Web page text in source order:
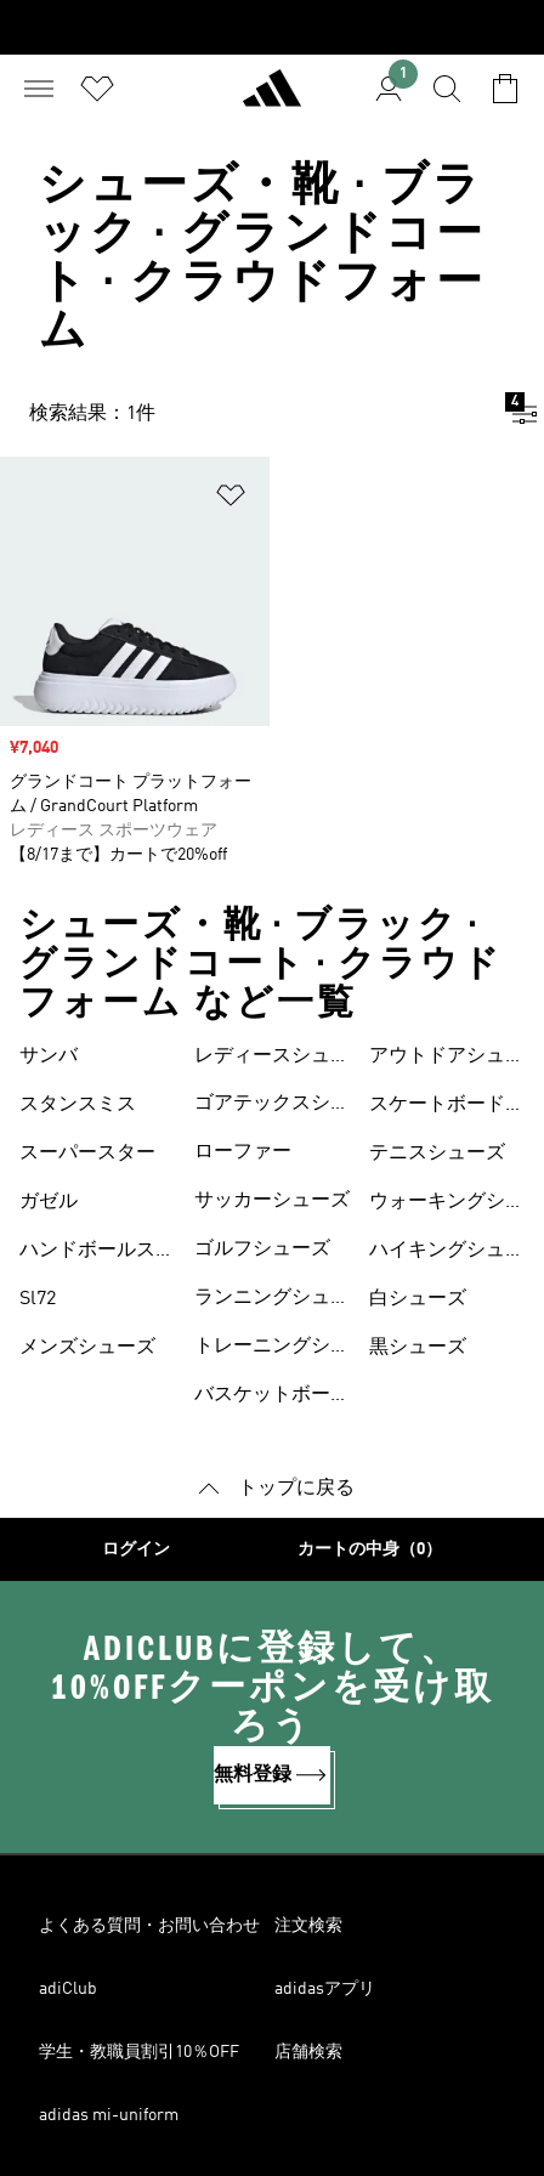
1
シューズ・靴 · ブラ
ック · グランドコー
ト · クラウドフォー
ム
検索結果：1件
4
セール価格
¥7,040
グランドコート プラットフォー
ム / GrandCourt Platform
レディース スポーツウェア
【8/17まで】カートで20%off
シューズ・靴 • ブラック •
グランドコート • クラウド
フォーム など一覧
サンバ
スタンスミス
スーパースター
ガゼル
ハンドボールスペ
Sl72
メンズシューズ
レディースシュー
ゴアテックスシュ
ローファー
サッカーシューズ
ゴルフシューズ
ランニングシュー
トレーニングシュ
バスケットボール
シューズ
アウトドアシュー
スケートボードシ
テニスシューズ
ウォーキングシュ
ハイキングシュー
白シューズ
黒シューズ
トップに戻る
ログイン カートの中身（0）
ADICLUBに登録して、
10%OFFクーポンを受け取
ろう
無料登録
よくある質問・お問い合わせ 注文検索
adiClub adidasアプリ
学生・教職員割引10％OFF 店舗検索
adidas mi-uniform